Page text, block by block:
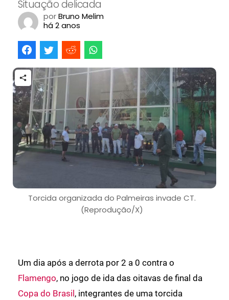
Situação delicada
porBruno Melim
há 2 anos
Torcida organizada do Palmeiras invade CT.
(Reprodução/X)
Um dia após a derrota por 2 a 0 contra o
Flamengo, no jogo de ida das oitavas de final da
Copa do Brasil , integrantes de uma torcida